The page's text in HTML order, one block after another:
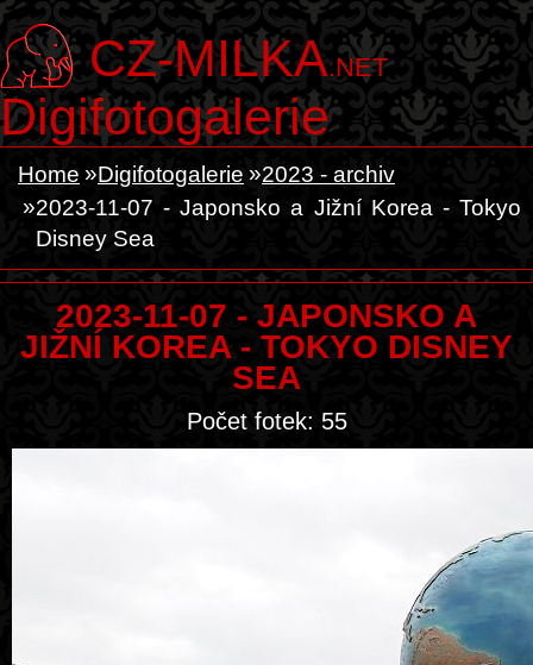
CZ-MILKA.NET
Digifotogalerie
Home Digifotogalerie
2023 - archiv
2023-11-07 - Japonsko a Jižní Korea - Tokyo
Disney Sea
2023-11-07 - JAPONSKO A
JIŽNÍ KOREA - TOKYO DISNEY
SEA
Počet fotek: 55